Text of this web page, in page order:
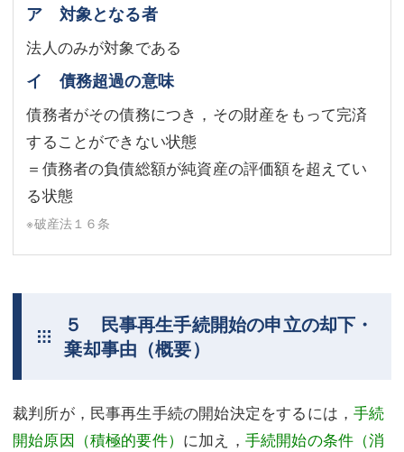
ア 対象となる者
法人のみが対象である
イ 債務超過の意味
債務者がその債務につき，その財産をもって完済
することができない状態
＝債務者の負債総額が純資産の評価額を超えてい
る状態
※破産法１６条
５ 民事再生手続開始の申立の却下・
棄却事由（概要）
裁判所が，民事再生手続の開始決定をするには，手続
開始原因（積極的要件） に加え， 手続開始の条件（消